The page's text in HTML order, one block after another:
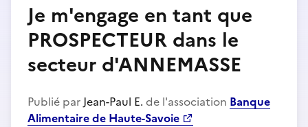
Je m'engage en tant que
PROSPECTEUR dans le
secteur d'ANNEMASSE
Publié par Jean-Paul E. de l'association Banque
Alimentaire de Haute-Savoie